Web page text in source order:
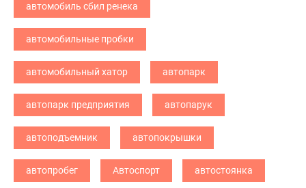
автомобиль сбил ренека
автомобильные пробки
автомобильный хатор автопарк
автопарк предприятия автопарук
автоподъемник автопокрышки
автопробег Автоспорт автостоянка